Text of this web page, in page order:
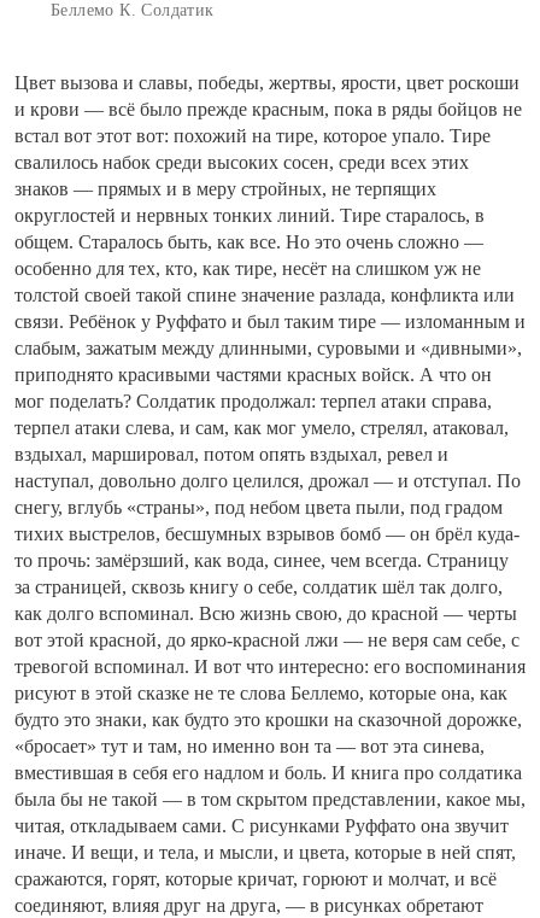
Беллемо К. Солдатик
Цвет вызова и славы, победы, жертвы, ярости, цвет роскоши
и крови — всё было прежде красным, пока в ряды бойцов не
встал вот этот вот: похожий на тире, которое упало. Тире
свалилось набок среди высоких сосен, среди всех этих
знаков — прямых и в меру стройных, не терпящих
округлостей и нервных тонких линий. Тире старалось, в
общем. Старалось быть, как все. Но это очень сложно —
особенно для тех, кто, как тире, несёт на слишком уж не
толстой своей такой спине значение разлада, конфликта или
связи. Ребёнок у Руффато и был таким тире — изломанным и
слабым, зажатым между длинными, суровыми и «дивными»,
приподнято красивыми частями красных войск. А что он
мог поделать? Солдатик продолжал: терпел атаки справа,
терпел атаки слева, и сам, как мог умело, стрелял, атаковал,
вздыхал, маршировал, потом опять вздыхал, ревел и
наступал, довольно долго целился, дрожал — и отступал. По
снегу, вглубь «страны», под небом цвета пыли, под градом
тихих выстрелов, бесшумных взрывов бомб — он брёл куда-
то прочь: замёрзший, как вода, синее, чем всегда. Страницу
за страницей, сквозь книгу о себе, солдатик шёл так долго,
как долго вспоминал. Всю жизнь свою, до красной — черты
вот этой красной, до ярко-красной лжи — не веря сам себе, с
тревогой вспоминал. И вот что интересно: его воспоминания
рисуют в этой сказке не те слова Беллемо, которые она, как
будто это знаки, как будто это крошки на сказочной дорожке,
«бросает» тут и там, но именно вон та — вот эта синева,
вместившая в себя его надлом и боль. И книга про солдатика
была бы не такой — в том скрытом представлении, какое мы,
читая, откладываем сами. С рисунками Руффато она звучит
иначе. И вещи, и тела, и мысли, и цвета, которые в ней спят,
сражаются, горят, которые кричат, горюют и молчат, и всё
соединяют, влияя друг на друга, — в рисунках обретают